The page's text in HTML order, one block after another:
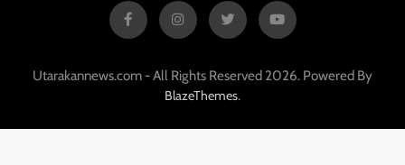
Utarakannews.com - All Rights Reserved 2026. Powered By
BlazeThemes.